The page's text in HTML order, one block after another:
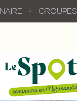
GROUPES